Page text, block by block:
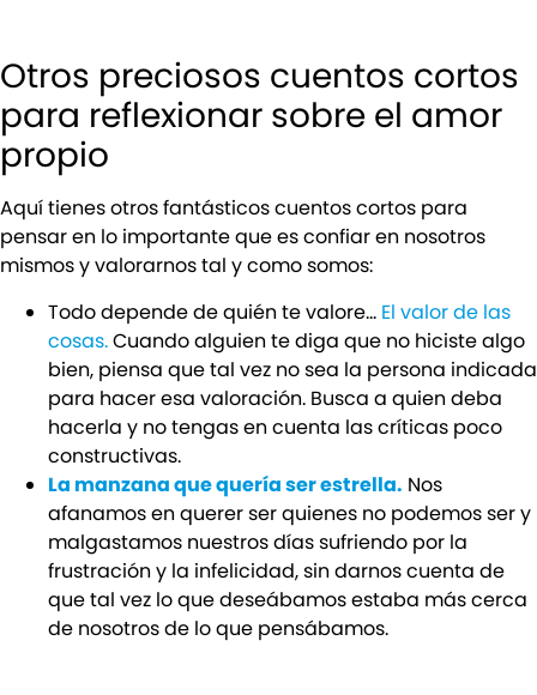
Otros preciosos cuentos cortos
para reflexionar sobre el amor
propio
Aquí tienes otros fantásticos cuentos cortos para
pensar en lo importante que es confiar en nosotros
mismos y valorarnos tal y como somos:
Todo depende de quién te valore… El valor de las
cosas.Cuando alguien te diga que no hiciste algo
bien, piensa que tal vez no sea la persona indicada
para hacer esa valoración. Busca a quien deba
hacerla y no tengas en cuenta las críticas poco
constructivas.
La manzana que quería ser estrella. Nos
afanamos en querer ser quienes no podemos ser y
malgastamos nuestros días sufriendo por la
frustración y la infelicidad, sin darnos cuenta de
que tal vez lo que deseábamos estaba más cerca
de nosotros de lo que pensábamos.